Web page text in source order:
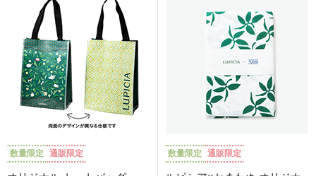
数量限定 通販限定 数量限定 通販限定